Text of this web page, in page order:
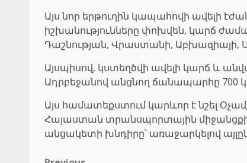
Այս նոր երթուղին կապահովի ավելի
իշխանությունները փոխվեն, կարճ
Դաշնության, Վրաստանի, Աբխազիայի,
Այսպիսով, կստեղծվի ավելի կարճ և
Ադրբեջանով անցնող ճանապարհը 700
Այս համատեքստում կարևոր է նշել
Հայաստան տրանսպորտային միջանցքի
անցակետի խնդիրը՝ առաջարկելով